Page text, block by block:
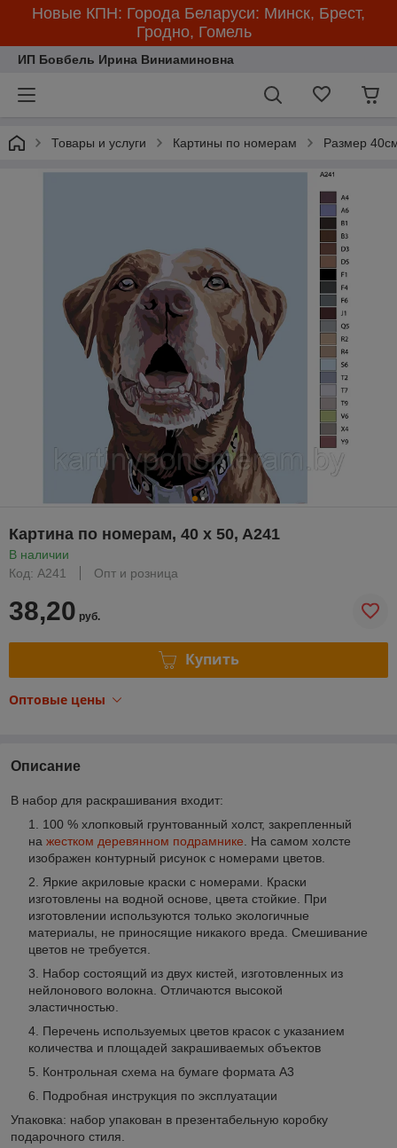
Новые КПН: Города Беларуси: Минск, Брест,
Гродно, Гомель
ИП Бовбель Ирина Виниаминовна
Товары и услуги Картины по номерам Размер
Картина по номерам, 40 x 50, A241
В наличии
Код: A241
Опт и розница
38,20 руб.
Купить
Оптовые цены
Описание
В набор для раскрашивания входит:
100 % хлопковый грунтованный холст, закрепленный
на жестком деревянном подрамнике . На самом холсте
изображен контурный рисунок с номерами цветов.
Яркие акриловые краски с номерами. Краски
изготовлены на водной основе, цвета стойкие. При
изготовлении используются только экологичные
материалы, не приносящие никакого вреда. Смешивание
цветов не требуется.
Набор состоящий из двух кистей, изготовленных из
нейлонового волокна. Отличаются высокой
эластичностью.
Перечень используемых цветов красок с указанием
количества и площадей закрашиваемых объектов
Контрольная схема на бумаге формата А3
Подробная инструкция по эксплуатации
Упаковка: набор упакован в презентабельную коробку
подарочного стиля.